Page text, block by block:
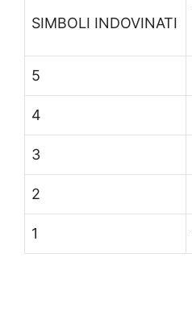
SIMBOLI INDOVINATI
5
4
3
2
1